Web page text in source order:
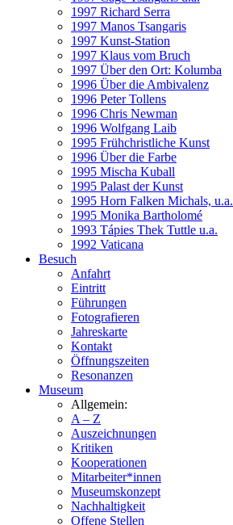
1997 Richard Serra
1997 Manos Tsangaris
1997 Kunst-Station
1997 Klaus vom Bruch
1997 Über den Ort: Kolumba
1996 Über die Ambivalenz
1996 Peter Tollens
1996 Chris Newman
1996 Wolfgang Laib
1995 Frühchristliche Kunst
1996 Über die Farbe
1995 Mischa Kuball
1995 Palast der Kunst
1995 Horn Falken Michals, u.a.
1995 Monika Bartholomé
1993 Tápies Thek Tuttle u.a.
1992 Vaticana
Besuch
Anfahrt
Eintritt
Führungen
Fotografieren
Jahreskarte
Kontakt
Öffnungszeiten
Resonanzen
Museum
Allgemein:
A – Z
Auszeichnungen
Kritiken
Kooperationen
Mitarbeiter*innen
Museumskonzept
Nachhaltigkeit
Offene Stellen